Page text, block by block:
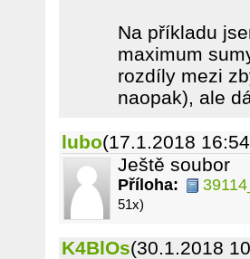
Na příkladu
maximum
rozdíly mezi
naopak), ale
lubo(17.1.2018
Ještě soubor
Příloha:
51x)
K4BlOs(30.1.2018